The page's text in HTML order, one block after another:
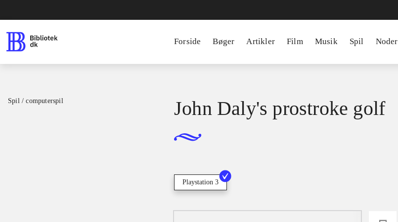
Forside Bøger Artikler Film Musik Spil Noder
Spil / computerspil John Daly's prostroke golf
Playstation 3